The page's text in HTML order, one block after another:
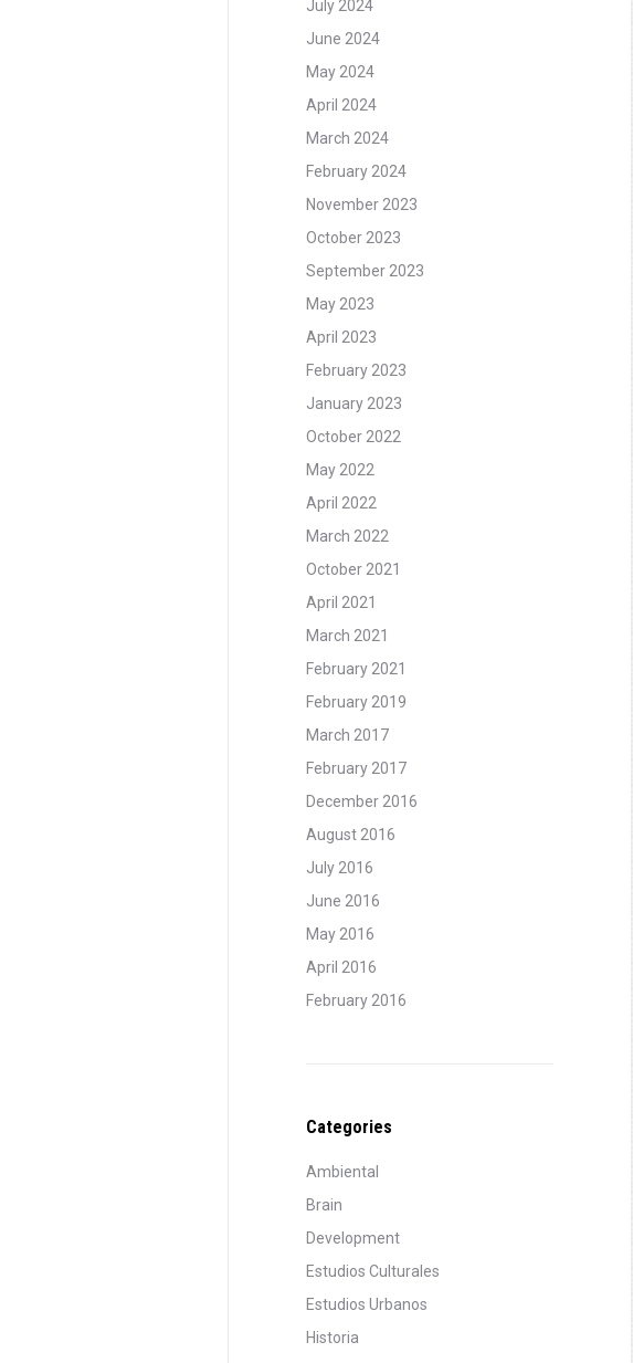
July 2024
June 2024
May 2024
April 2024
March 2024
February 2024
November 2023
October 2023
September 2023
May 2023
April 2023
February 2023
January 2023
October 2022
May 2022
April 2022
March 2022
October 2021
April 2021
March 2021
February 2021
February 2019
March 2017
February 2017
December 2016
August 2016
July 2016
June 2016
May 2016
April 2016
February 2016
Categories
Ambiental
Brain
Development
Estudios Culturales
Estudios Urbanos
Historia